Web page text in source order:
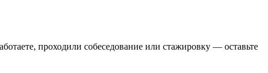
проходили собеседование или стажировку — оставьте